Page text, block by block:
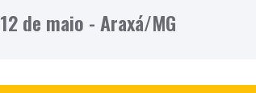
12 de maio - Araxá/MG